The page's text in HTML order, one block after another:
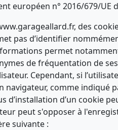
européen n° 2016/679/UE
des
pas d’identifier
permet
de fréquentation de
Cependant, si
comme indiqué
d’un cookie
peut s'opposer à
suivante :